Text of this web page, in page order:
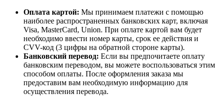
Оплата картой: Мы принимаем платежи с помощью
наиболее распространенных банковских карт, включая
Visa, MasterCard, Union. При оплате картой вам будет
необходимо ввести номер карты, срок ее действия и
CVV-код (3 цифры на обратной стороне карты).
Банковский перевод: Если вы предпочитаете оплату
банковским переводом, вы можете воспользоваться этим
способом оплаты. После оформления заказа мы
предоставим вам необходимую информацию для
осуществления перевода.